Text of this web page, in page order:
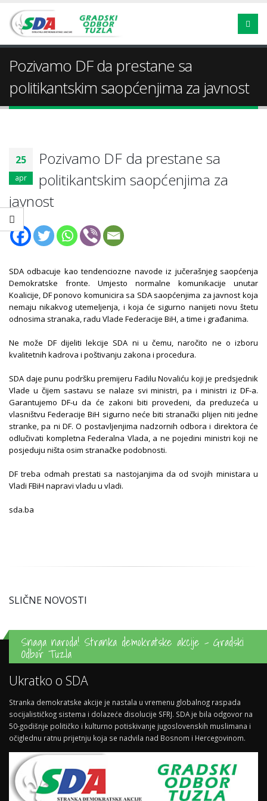
Pozivamo DF da prestane sa
politikantskim saopćenjima za javnost
25
apr
Pozivamo DF da prestane sa
politikantskim saopćenjima za
javnost
SDA odbacuje kao tendenciozne navode iz jučerašnjeg saopćenja
Demokratske fronte. Umjesto normalne komunikacije unutar
Koalicije, DF ponovo komunicira sa SDA saopćenjima za javnost koja
nemaju nikakvog utemeljenja, i koja će sigurno nanijeti novu štetu
odnosima stranaka, radu Vlade Federacije BiH, a time i građanima.
Ne može DF dijeliti lekcije SDA ni u čemu, naročito ne o izboru
kvalitetnih kadrova i poštivanju zakona i procedura.
SDA daje punu podršku premijeru Fadilu Novaliću koji je predsjednik
Vlade u čijem sastavu se nalaze svi ministri, pa i ministri iz DF-a.
Garantujemo DF-u da će zakoni biti provedeni, da preduzeća u
vlasništvu Federacije BiH sigurno neće biti stranački plijen niti jedne
stranke, pa ni DF. O postavljenjima nadzornih odbora i direktora će
odlučivati kompletna Federalna Vlada, a ne pojedini ministri koji ne
posjeduju ništa osim stranačke podobnosti.
DF treba odmah prestati sa nastojanjima da od svojih ministara u
Vladi FBiH napravi vladu u vladi.
sda.ba
SLIČNE NOVOSTI
Snaga naroda! Stranka demokratske akcije - Gradski
Odbor Tuzla
Ukratko o SDA
Stranka demokratske akcije je nastala u vremenu globalnog raspada
socijalističkog sistema i dolazeće disolucije SFRJ. SDA je bila odgovor na
50-godišnje političko i kulturno potiskivanje jugoslovenskih muslimana i
očiglednu ratnu prijetnju koja se nadvila nad Bosnom i Hercegovinom.